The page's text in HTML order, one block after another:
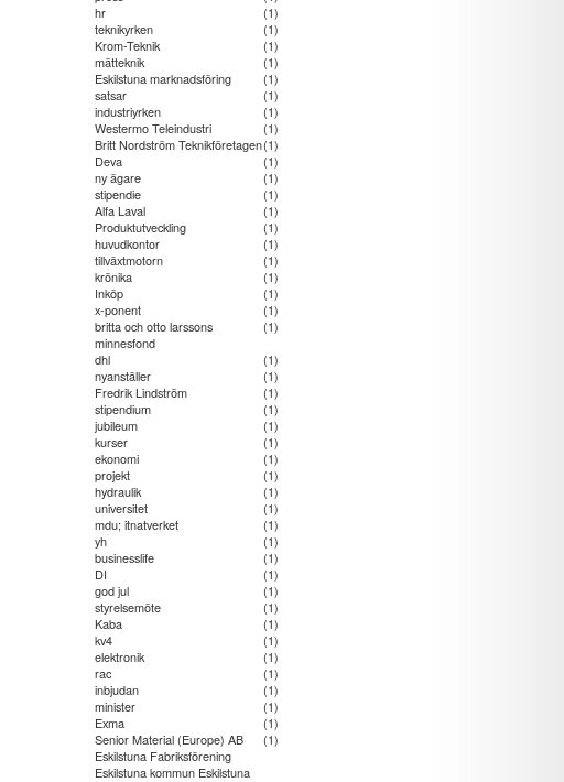
hr
(1)
teknikyrken
(1)
Krom-Teknik
(1)
mätteknik
(1)
Eskilstuna marknadsföring
(1)
satsar
(1)
industriyrken
(1)
Westermo Teleindustri
(1)
Britt Nordström Teknikföretagen(1)
Deva
(1)
ny ägare
(1)
stipendie
(1)
Alfa Laval
(1)
Produktutveckling
(1)
huvudkontor
(1)
tillväxtmotorn
(1)
krönika
(1)
Inköp
(1)
x-ponent
(1)
britta och otto larssons
minnesfond
(1)
dhl
(1)
nyanställer
(1)
Fredrik Lindström
(1)
stipendium
(1)
jubileum
(1)
kurser
(1)
ekonomi
(1)
projekt
(1)
hydraulik
(1)
universitet
(1)
mdu; itnatverket
(1)
yh
(1)
businesslife
(1)
DI
(1)
god jul
(1)
styrelsemöte
(1)
Kaba
(1)
kv4
(1)
elektronik
(1)
rac
(1)
inbjudan
(1)
minister
(1)
Exma
(1)
Senior Material (Europe) AB
Eskilstuna Fabriksförening
Eskilstuna kommun Eskilstuna
(1)